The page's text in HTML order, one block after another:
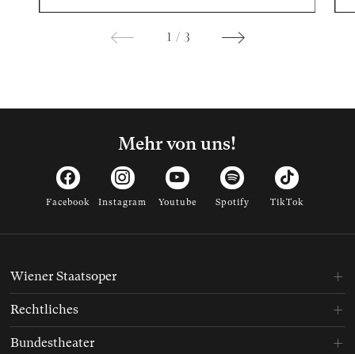
1 / 3
Mehr von uns!
Facebook Instagram Youtube Spotify TikTok
Wiener Staatsoper
Rechtliches
Bundestheater